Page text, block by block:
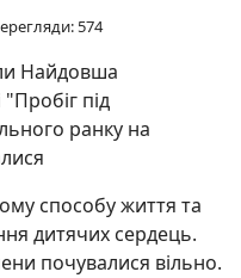
574
Найдовша
"Пробіг під
ранку на
способу життя та
дитячих сердець.
почувалися вільно.